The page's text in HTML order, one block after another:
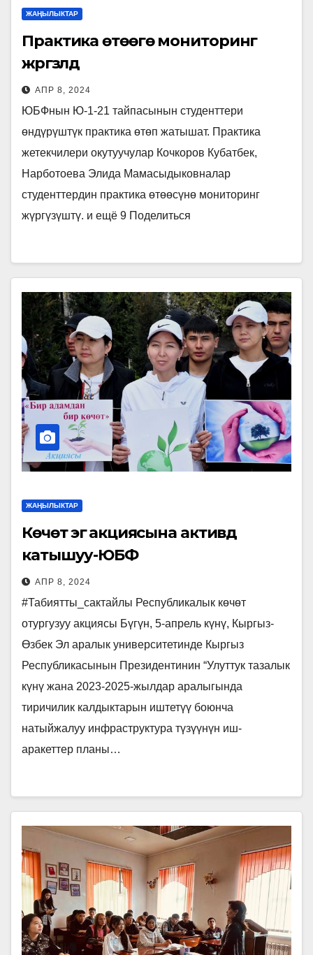
ЖАҢЫЛЫКТАР
Практика өтөөгө мониторинг
жүргүзүлдү
АПР 8, 2024
ЮБФнын Ю-1-21 тайпасынын студенттери
өндүрүштүк практика өтөп жатышат. Практика
жетекчилери окутуучулар Кочкоров Кубатбек,
Нарботоева Элида Мамасыдыковналар
студенттердин практика өтөөсүнө мониторинг
жүргүзүштү. и ещё 9 Поделиться
ЖАҢЫЛЫКТАР
Көчөт эгүү акциясына активдүү
катышуу-ЮБФ
АПР 8, 2024
#Табиятты_сактайлы Республикалык көчөт
отургузуу акциясы Бүгүн, 5-апрель күнү, Кыргыз-
Өзбек Эл аралык университетинде Кыргыз
Республикасынын Президентинин “Улуттук тазалык
күнү жана 2023-2025-жылдар аралыгында
тиричилик калдыктарын иштетүү боюнча
натыйжалуу инфраструктура түзүүнүн иш-
аракеттер планы…